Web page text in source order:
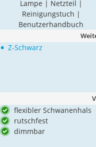
Lampe | Netzteil |
Reinigungstuch |
Benutzerhandbuch
• Z-Schwarz
flexibler Schwanenhals
rutschfest
dimmbar